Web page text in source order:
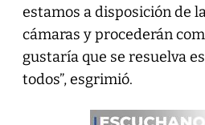
estamos a disposición de
cámaras y procederán
gustaría que se resuelva
todos”, esgrimió.